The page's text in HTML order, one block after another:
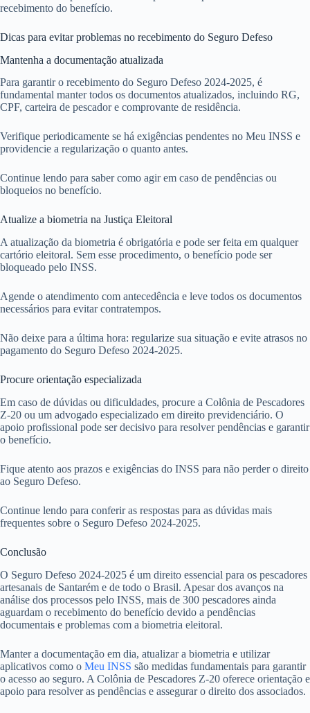
recebimento do benefício.
Dicas para evitar problemas no recebimento do Seguro Defeso
Mantenha a documentação atualizada
Para garantir o recebimento do Seguro Defeso 2024-2025, é
fundamental manter todos os documentos atualizados, incluindo RG,
CPF, carteira de pescador e comprovante de residência.
Verifique periodicamente se há exigências pendentes no Meu INSS e
providencie a regularização o quanto antes.
Continue lendo para saber como agir em caso de pendências ou
bloqueios no benefício.
Atualize a biometria na Justiça Eleitoral
A atualização da biometria é obrigatória e pode ser feita em qualquer
cartório eleitoral. Sem esse procedimento, o benefício pode ser
bloqueado pelo INSS.
Agende o atendimento com antecedência e leve todos os documentos
necessários para evitar contratempos.
Não deixe para a última hora: regularize sua situação e evite atrasos no
pagamento do Seguro Defeso 2024-2025.
Procure orientação especializada
Em caso de dúvidas ou dificuldades, procure a Colônia de Pescadores
Z-20 ou um advogado especializado em direito previdenciário. O
apoio profissional pode ser decisivo para resolver pendências e garantir
o benefício.
Fique atento aos prazos e exigências do INSS para não perder o direito
ao Seguro Defeso.
Continue lendo para conferir as respostas para as dúvidas mais
frequentes sobre o Seguro Defeso 2024-2025.
Conclusão
O Seguro Defeso 2024-2025 é um direito essencial para os pescadores
artesanais de Santarém e de todo o Brasil. Apesar dos avanços na
análise dos processos pelo INSS, mais de 300 pescadores ainda
aguardam o recebimento do benefício devido a pendências
documentais e problemas com a biometria eleitoral.
Manter a documentação em dia, atualizar a biometria e utilizar
aplicativos como o Meu INSS são medidas fundamentais para garantir
o acesso ao seguro. A Colônia de Pescadores Z-20 oferece orientação e
apoio para resolver as pendências e assegurar o direito dos associados.